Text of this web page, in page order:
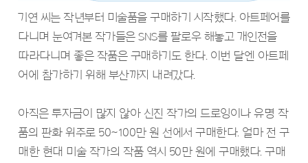
기연 씨는 작년부터 미술품을 구매하기 시작했다. 아트페어를
다니며 눈여겨본 작가들은 SNS를 팔로우 해놓고 개인전을
따라다니며 좋은 작품은 구매하기도 한다. 이번 달엔 아트페
어에 참가하기 위해 부산까지 내려갔다.
아직은 투자금이 많지 않아 신진 작가의 드로잉이나 유명 작
품의 판화 위주로 50~100만 원 선에서 구매한다. 얼마 전 구
매한 현대 미술 작가의 작품 역시 50만 원에 구매했다. 구매